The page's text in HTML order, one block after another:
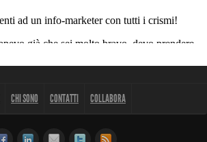
CHI SONO CONTATTI COLLABORA